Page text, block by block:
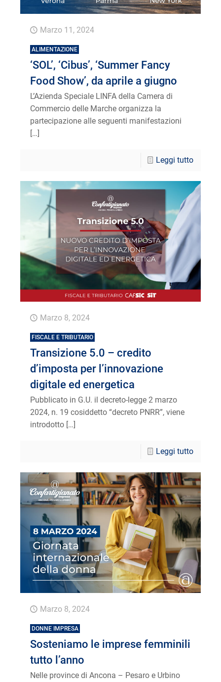
Marzo 11, 2024
ALIMENTAZIONE
‘SOL’, ‘Cibus’, ‘Summer Fancy
Food Show’, da aprile a giugno
L’Azienda Speciale LINFA della Camera di
Commercio delle Marche organizza la
partecipazione alle seguenti manifestazioni
[…]
Leggi tutto
Marzo 8, 2024
FISCALE E TRIBUTARIO
Transizione 5.0 – credito
d’imposta per l’innovazione
digitale ed energetica
Pubblicato in G.U. il decreto-legge 2 marzo
2024, n. 19 cosiddetto “decreto PNRR”, viene
introdotto[…]
Leggi tutto
Marzo 8, 2024
DONNE IMPRESA
Sosteniamo le imprese femminili
tutto l’anno
Nelle province di Ancona – Pesaro e Urbino